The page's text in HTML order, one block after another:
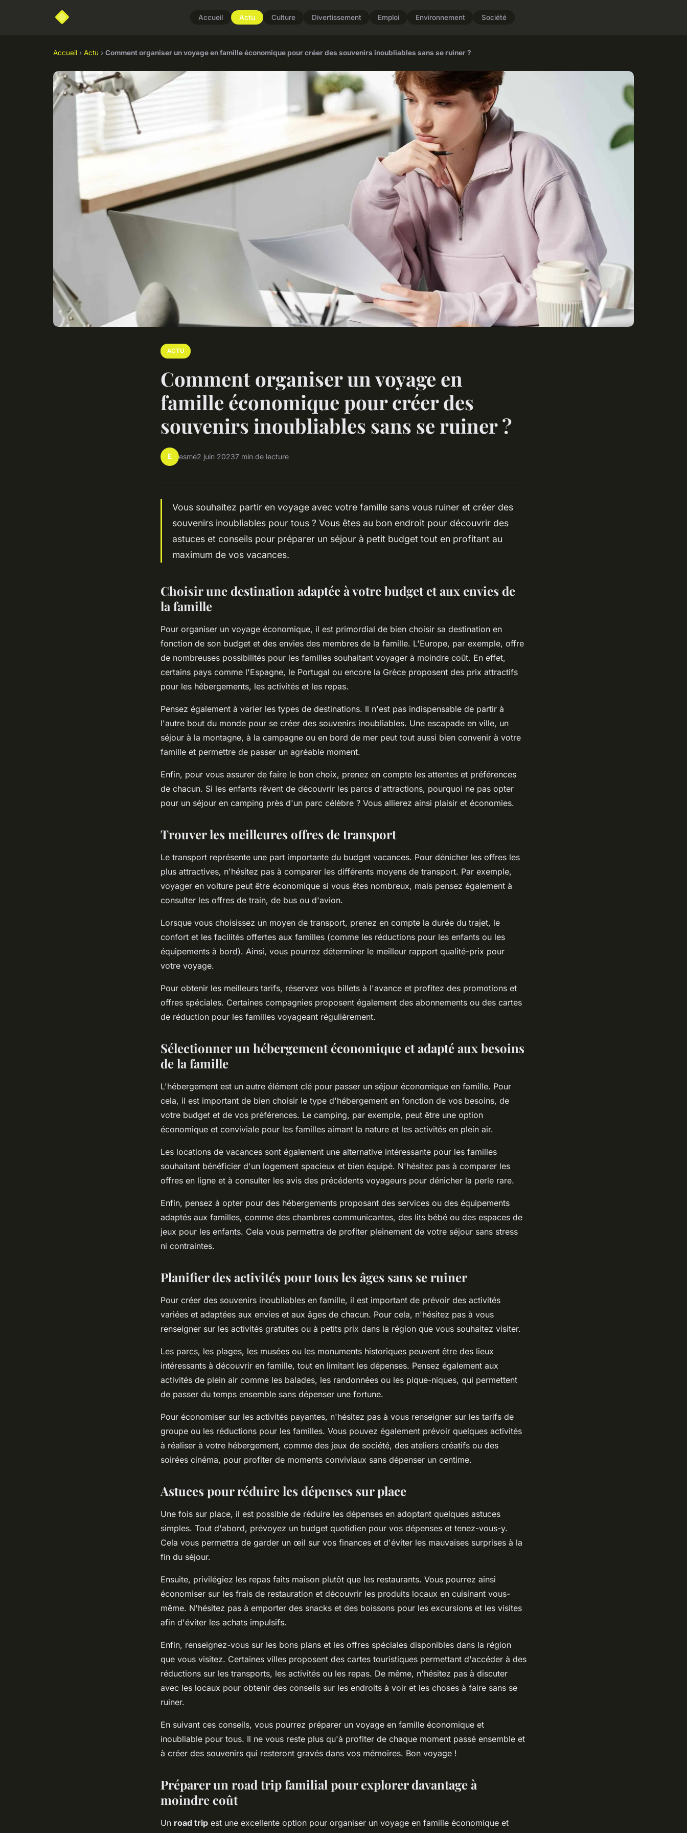
Accueil Actu Culture Divertissement Emploi Environnement Société
Accueil › Actu › Comment organiser un voyage en famille économique pour créer des souvenirs inoubliables sans se ruiner ?
ACTU
Comment organiser un voyage en
famille économique pour créer des
souvenirs inoubliables sans se ruiner ?
E esmé2 juin 20237 min de lecture
Vous souhaitez partir en voyage avec votre famille sans vous ruiner et créer des
souvenirs inoubliables pour tous ? Vous êtes au bon endroit pour découvrir des
astuces et conseils pour préparer un séjour à petit budget tout en profitant au
maximum de vos vacances.
Choisir une destination adaptée à votre budget et aux envies de
la famille
Pour organiser un voyage économique, il est primordial de bien choisir sa destination en
fonction de son budget et des envies des membres de la famille. L'Europe, par exemple, offre
de nombreuses possibilités pour les familles souhaitant voyager à moindre coût. En effet,
certains pays comme l'Espagne, le Portugal ou encore la Grèce proposent des prix attractifs
pour les hébergements, les activités et les repas.
Pensez également à varier les types de destinations. Il n'est pas indispensable de partir à
l'autre bout du monde pour se créer des souvenirs inoubliables. Une escapade en ville, un
séjour à la montagne, à la campagne ou en bord de mer peut tout aussi bien convenir à votre
famille et permettre de passer un agréable moment.
Enfin, pour vous assurer de faire le bon choix, prenez en compte les attentes et préférences
de chacun. Si les enfants rêvent de découvrir les parcs d'attractions, pourquoi ne pas opter
pour un séjour en camping près d'un parc célèbre ? Vous allierez ainsi plaisir et économies.
Trouver les meilleures offres de transport
Le transport représente une part importante du budget vacances. Pour dénicher les offres les
plus attractives, n'hésitez pas à comparer les différents moyens de transport. Par exemple,
voyager en voiture peut être économique si vous êtes nombreux, mais pensez également à
consulter les offres de train, de bus ou d'avion.
Lorsque vous choisissez un moyen de transport, prenez en compte la durée du trajet, le
confort et les facilités offertes aux familles (comme les réductions pour les enfants ou les
équipements à bord). Ainsi, vous pourrez déterminer le meilleur rapport qualité-prix pour
votre voyage.
Pour obtenir les meilleurs tarifs, réservez vos billets à l'avance et profitez des promotions et
offres spéciales. Certaines compagnies proposent également des abonnements ou des cartes
de réduction pour les familles voyageant régulièrement.
Sélectionner un hébergement économique et adapté aux besoins
de la famille
L'hébergement est un autre élément clé pour passer un séjour économique en famille. Pour
cela, il est important de bien choisir le type d'hébergement en fonction de vos besoins, de
votre budget et de vos préférences. Le camping, par exemple, peut être une option
économique et conviviale pour les familles aimant la nature et les activités en plein air.
Les locations de vacances sont également une alternative intéressante pour les familles
souhaitant bénéficier d'un logement spacieux et bien équipé. N'hésitez pas à comparer les
offres en ligne et à consulter les avis des précédents voyageurs pour dénicher la perle rare.
Enfin, pensez à opter pour des hébergements proposant des services ou des équipements
adaptés aux familles, comme des chambres communicantes, des lits bébé ou des espaces de
jeux pour les enfants. Cela vous permettra de profiter pleinement de votre séjour sans stress
ni contraintes.
Planifier des activités pour tous les âges sans se ruiner
Pour créer des souvenirs inoubliables en famille, il est important de prévoir des activités
variées et adaptées aux envies et aux âges de chacun. Pour cela, n'hésitez pas à vous
renseigner sur les activités gratuites ou à petits prix dans la région que vous souhaitez visiter.
Les parcs, les plages, les musées ou les monuments historiques peuvent être des lieux
intéressants à découvrir en famille, tout en limitant les dépenses. Pensez également aux
activités de plein air comme les balades, les randonnées ou les pique-niques, qui permettent
de passer du temps ensemble sans dépenser une fortune.
Pour économiser sur les activités payantes, n'hésitez pas à vous renseigner sur les tarifs de
groupe ou les réductions pour les familles. Vous pouvez également prévoir quelques activités
à réaliser à votre hébergement, comme des jeux de société, des ateliers créatifs ou des
soirées cinéma, pour profiter de moments conviviaux sans dépenser un centime.
Astuces pour réduire les dépenses sur place
Une fois sur place, il est possible de réduire les dépenses en adoptant quelques astuces
simples. Tout d'abord, prévoyez un budget quotidien pour vos dépenses et tenez-vous-y.
Cela vous permettra de garder un œil sur vos finances et d'éviter les mauvaises surprises à la
fin du séjour.
Ensuite, privilégiez les repas faits maison plutôt que les restaurants. Vous pourrez ainsi
économiser sur les frais de restauration et découvrir les produits locaux en cuisinant vous-
même. N'hésitez pas à emporter des snacks et des boissons pour les excursions et les visites
afin d'éviter les achats impulsifs.
Enfin, renseignez-vous sur les bons plans et les offres spéciales disponibles dans la région
que vous visitez. Certaines villes proposent des cartes touristiques permettant d'accéder à des
réductions sur les transports, les activités ou les repas. De même, n'hésitez pas à discuter
avec les locaux pour obtenir des conseils sur les endroits à voir et les choses à faire sans se
ruiner.
En suivant ces conseils, vous pourrez préparer un voyage en famille économique et
inoubliable pour tous. Il ne vous reste plus qu'à profiter de chaque moment passé ensemble et
à créer des souvenirs qui resteront gravés dans vos mémoires. Bon voyage !
Préparer un road trip familial pour explorer davantage à
moindre coût
Un road trip est une excellente option pour organiser un voyage en famille économique et